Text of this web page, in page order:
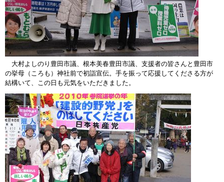
大村よしのり豊田市議、根本美春豊田市議、支援者の皆さんと豊田市
の挙母（ころも）神社前で初詣宣伝。手を振って応援してくださる方が
結構いて、この日も元気をいただきました。